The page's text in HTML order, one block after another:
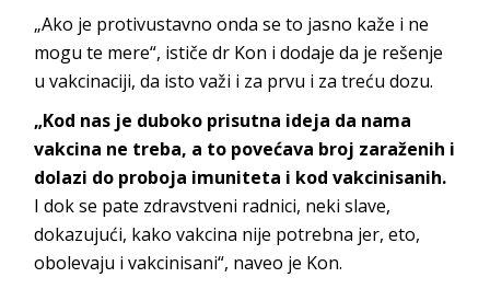
„Ako je protivustavno onda se to jasno kaže i ne
mogu te mere“, ističe dr Kon i dodaje da je rešenje
u vakcinaciji, da isto važi i za prvu i za treću dozu.
„Kod nas je duboko prisutna ideja da nama
vakcina ne treba, a to povećava broj zaraženih i
dolazi do proboja imuniteta i kod vakcinisanih.
I dok se pate zdravstveni radnici, neki slave,
dokazujući, kako vakcina nije potrebna jer, eto,
obolevaju i vakcinisani“, naveo je Kon.